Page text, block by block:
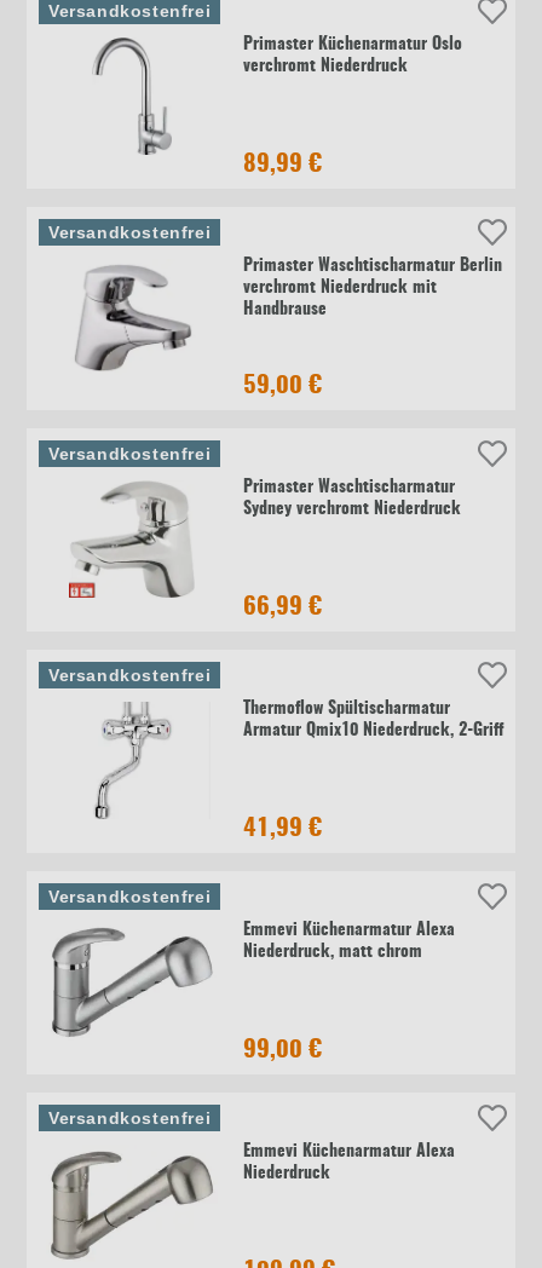
Primaster Küchenarmatur Oslo
verchromt Niederdruck
89,99 €
Versandkostenfrei
Primaster Waschtischarmatur Berlin
verchromt Niederdruck mit
Handbrause
59,00 €
Versandkostenfrei
Primaster Waschtischarmatur
Sydney verchromt Niederdruck
66,99 €
Versandkostenfrei
Thermoflow Spültischarmatur
Armatur Qmix10 Niederdruck, 2-Griff
41,99 €
Versandkostenfrei
Emmevi Küchenarmatur Alexa
Niederdruck, matt chrom
99,00 €
Versandkostenfrei
Emmevi Küchenarmatur Alexa
Niederdruck
Versandkostenfrei